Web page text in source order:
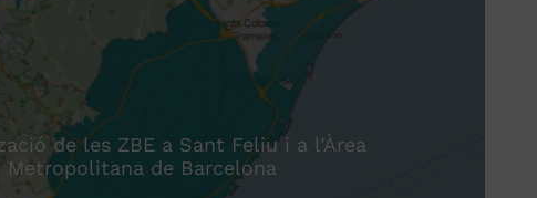
de les ZBE a Sant Feliu i a l’Àrea
Metropolitana de Barcelona